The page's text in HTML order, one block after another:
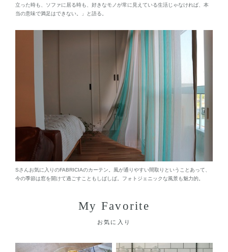
立った時も、ソファに居る時も、好きなモノが常に見えている生活じゃなければ、本
当の意味で満足はできない。」と語る。
Sさんお気に入りのFABRICIAのカーテン。風が通りやすい間取りということあって、
今の季節は窓を開けて過ごすこともしばしば。フォトジェニックな風景も魅力的。
My Favorite
お気に入り